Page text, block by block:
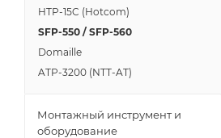
HTP-15C (Hotcom)
SFP-550 / SFP-560
Domaille
ATP-3200 (NTT-AT)
Монтажный инструмент и
оборудование